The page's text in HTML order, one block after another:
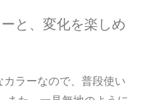
と、変化を楽しめ
ラーなので、普段使い